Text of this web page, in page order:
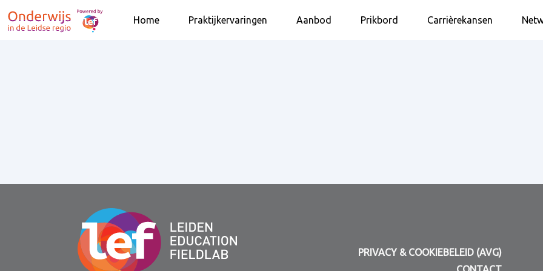
Home Praktijkervaringen Aanbod Prikbord Carrièrekansen
PRIVACY & COOKIEBELEID (AVG)